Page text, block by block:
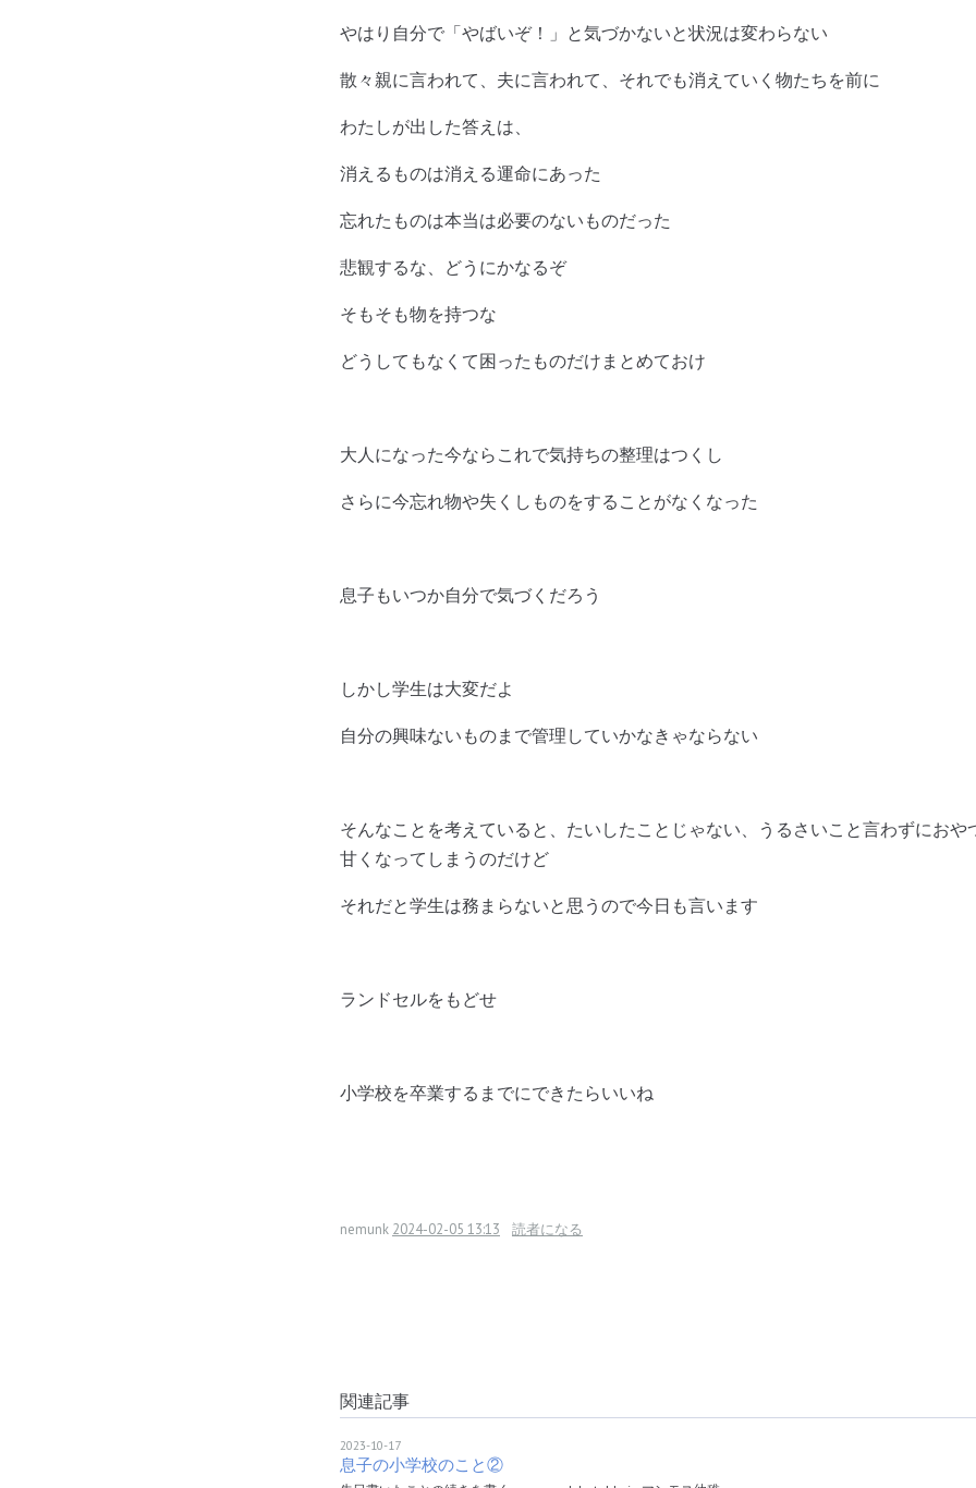
やはり自分で「やばいぞ！」と気づかないと状況は変わらない
散々親に言われて、夫に言われて、それでも消えていく物たちを前に
わたしが出した答えは、
消えるものは消える運命にあった
忘れたものは本当は必要のないものだった
悲観するな、どうにかなるぞ
そもそも物を持つな
どうしてもなくて困ったものだけまとめておけ
大人になった今ならこれで気持ちの整理はつくし
さらに今忘れ物や失くしものをすることがなくなった
息子もいつか自分で気づくだろう
しかし学生は大変だよ
自分の興味ないものまで管理していかなきゃならない
そんなことを考えていると、たいしたことじゃない、うるさいこと言わずにおや
甘くなってしまうのだけど
それだと学生は務まらないと思うので今日も言います
ランドセルをもどせ
小学校を卒業するまでにできたらいいね
nemunk 2024-02-05 13:13 読者になる
関連記事
2023-10-17
息子の小学校のこと②